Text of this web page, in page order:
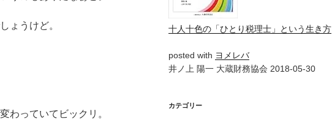
ょうけど。
わっていてビックリ。
十人十色の「ひとり税理士」という生き方
posted with ヨメレバ
井ノ上 陽一 大蔵財務協会 2018-05-30
カテゴリー